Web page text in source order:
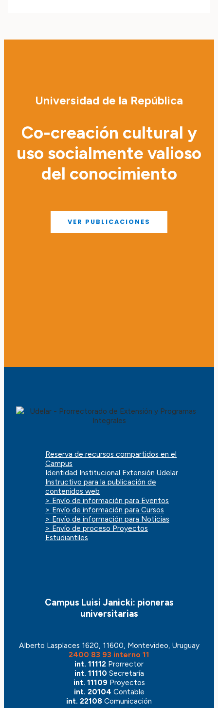
Universidad de la República
Co-creación cultural y
uso socialmente valioso
del conocimiento
VER PUBLICACIONES
Reserva de recursos compartidos en el
Campus
Identidad Institucional Extensión Udelar
Instructivo para la publicación de
contenidos web
> Envío de información para Eventos
> Envío de información para Cursos
> Envío de información para Noticias
> Envío de proceso Proyectos
Estudiantiles
Campus Luisi Janicki: pioneras
universitarias
Alberto Lasplaces 1620, 11600, Montevideo, Uruguay
2400 83 93 interno 11
int. 11112 Prorrector
int. 11110 Secretaría
int. 11109 Proyectos
int. 20104 Contable
int. 22108 Comunicación